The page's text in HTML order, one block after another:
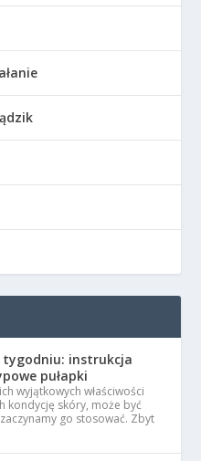
tygodniu: instrukcja
pułapki
wyjątkowych właściwości
kondycję skóry, może być
go stosować. Zbyt